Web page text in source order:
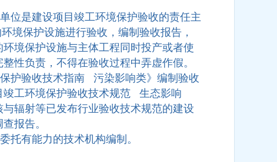
位是建设项目竣工环境保护验收的责任主
境保护设施进行验收，编制验收报告，
境保护设施与主体工程同时投产或者使
性负责，不得在验收过程中弄虚作假。
护验收技术指南 污染影响类》编制验收
竣工环境保护验收技术规范 生态影响
辐射等已发布行业验收技术规范的建设
报告。
有能力的技术机构编制。